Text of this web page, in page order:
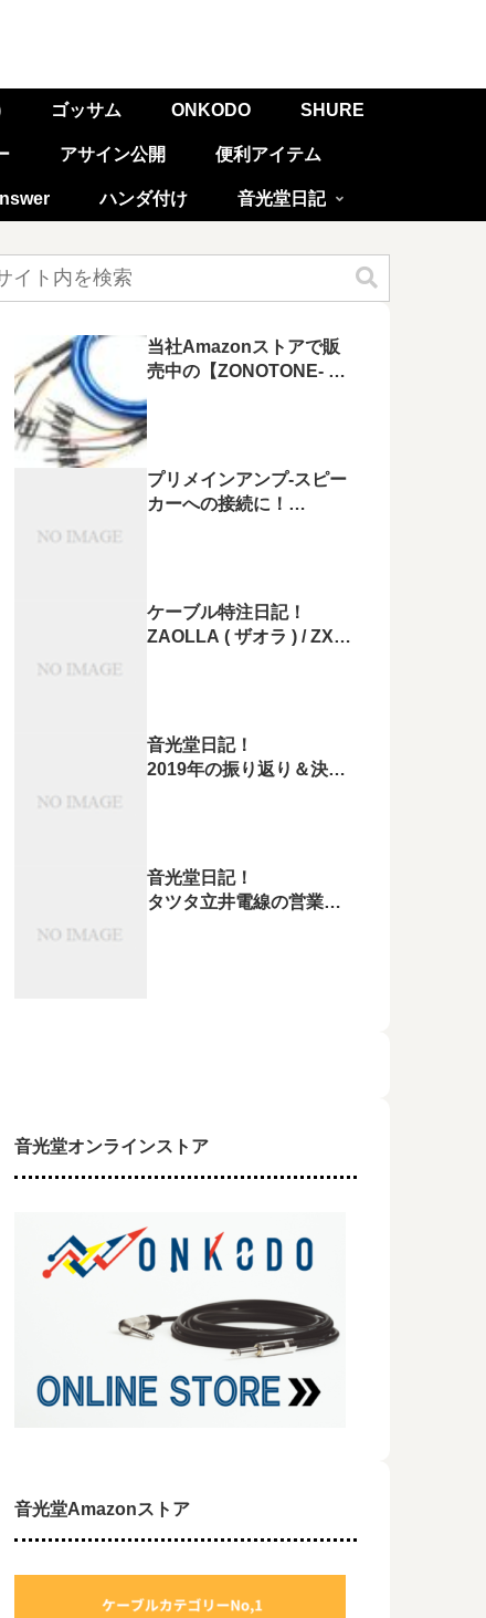
ゴッサム ONKODO SHURE
アサイン公開 便利アイテム
ハンダ付け 音光堂日記
当社Amazonストアで販
売中の【ZONOTONE- ゾ
プリメインアンプ-スピー
カーへの接続に！
線方法！
ケーブル特注日記！
ZAOLLA ( ザオラ ) / ZXR-
音光堂日記！
2019年の振り返り＆決算
音光堂日記！
タツタ立井電線の営業の
音光堂オンラインストア
音光堂Amazonストア